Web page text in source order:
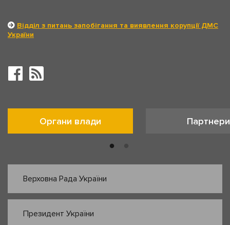
Відділ з питань запобігання та виявлення корупції ДМС
України
Органи влади Партнери
Верховна Рада України
Президент України